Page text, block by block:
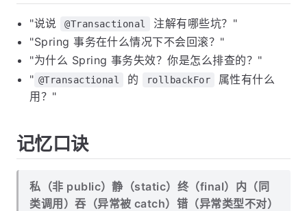
"说说 @Transactional
注解有哪些坑？"
"Spring 事务在什么情况下不会回滚？"
"为什么 Spring 事务失效？你是怎么排查的？"
" @Transactional 的 rollbackFor
属性有什么
用？"
记忆口诀
私（非 public）静（static）终（final）内（同
类调用）吞（异常被 catch）错（异常类型不对）